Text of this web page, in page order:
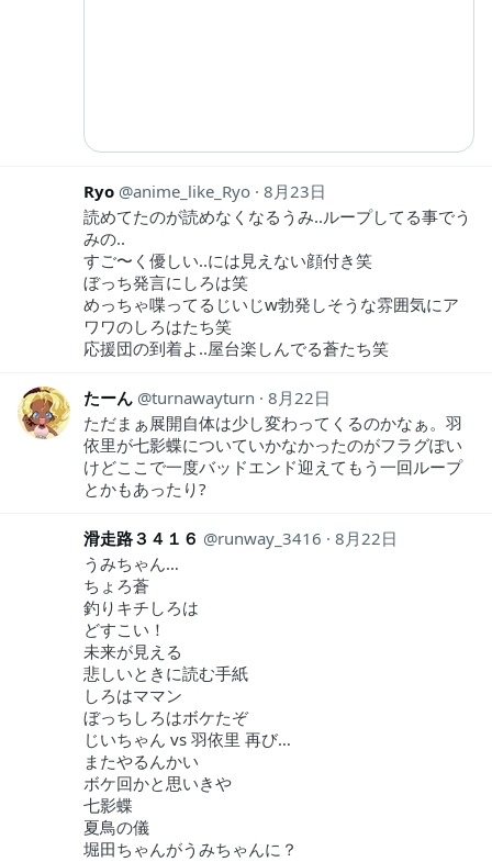
Ryo anime_like_Ryo 8月23日
読めてたのが読めなくなるうみ..ループしてる事でう
みの..
すご〜く優しい..には見えない顔付き笑
ぼっち発言にしろは笑
めっちゃ喋ってるじいじw勃発しそうな雰囲気にア
ワワのしろはたち笑
応援団の到着よ..屋台楽しんでる蒼たち笑
たーん turnawayturn
8月22日
ただまぁ展開自体は少し変わってくるのかなぁ。羽
依里が七影蝶についていかなかったのがフラグぽい
けどここで一度バッドエンド迎えてもう一回ループ
とかもあったり?
滑走路３４１６ runway_3416
8月22日
うみちゃん…
ちょろ蒼
釣りキチしろは
どすこい！
未来が見える
悲しいときに読む手紙
しろはママン
ぼっちしろはボケたぞ
じいちゃん vs 羽依里 再び…
またやるんかい
ボケ回かと思いきや
七影蝶
夏鳥の儀
堀田ちゃんがうみちゃんに？